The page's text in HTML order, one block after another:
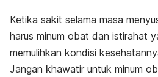
Ketika sakit selama masa
harus minum obat dan istirahat
memulihkan kondisi
Jangan khawatir untuk minum